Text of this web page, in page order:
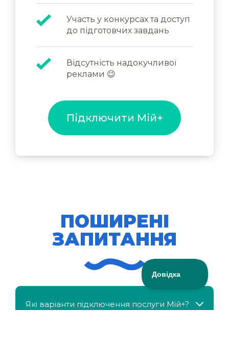
Участь у конкурсах та доступ
до підготовчих завдань
Відсутність надокучливої
реклами 😉
Підключити Мій+
ПОШИРЕНІ
ЗАПИТАННЯ
Які варіанти підключення послуги Мій+?